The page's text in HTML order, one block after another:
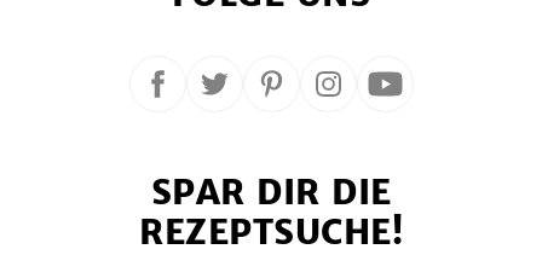
Folge
Facebook
Folge
Twitter
Folge
Pinterest
Folge
Instagram
Folge
YouTube
SPAR DIR DIE
REZEPTSUCHE!